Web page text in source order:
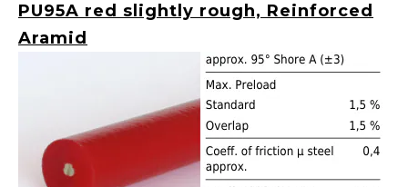
PU95A red slightly rough, Reinforced
Aramid